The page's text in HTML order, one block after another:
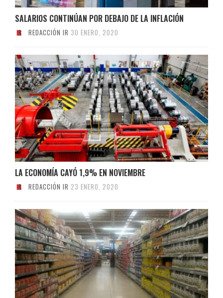
SALARIOS CONTINÚAN POR DEBAJO DE LA INFLACIÓN
REDACCIÓN IR 30 ENERO, 2020
LA ECONOMÍA CAYÓ 1,9% EN NOVIEMBRE
REDACCIÓN IR 23 ENERO, 2020